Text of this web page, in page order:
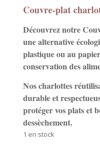
Couvre-plat
Découvrez notre
une alternative
plastique ou au
conservation des
Nos charlottes
durable et
protéger vos plats et
dessèchement.
1 en stock